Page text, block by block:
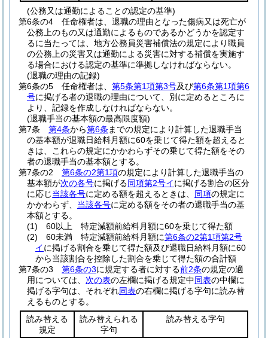
(公務又は通勤によることの認定の基準)
第6条の4
任命権者は、退職の理由となった傷病又は死亡が
公務上のもの又は通勤によるものであるかどうかを認定す
るに当たっては、地方公務員災害補償法の規定により職員
の公務上の災害又は通勤による災害に対する補償を実施す
る場合における認定の基準に準拠しなければならない。
(退職の理由の記録)
第6条の5
任命権者は、 第5条第1項第3号及び第6条第1項第6
号に掲げる者の退職の理由について、別に定めるところに
より、記録を作成しなければならない。
(退職手当の基本額の最高限度額)
第7条
第4条から第6条 までの規定により計算した退職手当
の基本額が退職日給料月額に60を乗じて得た額を超えると
きは、これらの規定にかかわらずその乗じて得た額をその
者の退職手当の基本額とする。
第7条の2
第6条の2第1項の規定により計算した退職手当の
基本額が次の各号に掲げる同項第2号イに掲げる割合の区分
に応じ当該各号に定める額を超えるときは、 同項の規定に
かかわらず、 当該各号に定める額をその者の退職手当の基
本額とする。
(1)
60以上 特定減額前給料月額に60を乗じて得た額
(2)
60未満 特定減額前給料月額に第6条の2第1項第2号
イに掲げる割合を乗じて得た額及び退職日給料月額に60
から当該割合を控除した割合を乗じて得た額の合計額
第7条の3
第6条の3に規定する者に対する前2条の規定の適
用については、 次の表の左欄に掲げる規定中同表の中欄に
掲げる字句は、それぞれ同表の右欄に掲げる字句に読み替
えるものとする。
読み替える
規定
読み替えられる
字句
読み替える字句